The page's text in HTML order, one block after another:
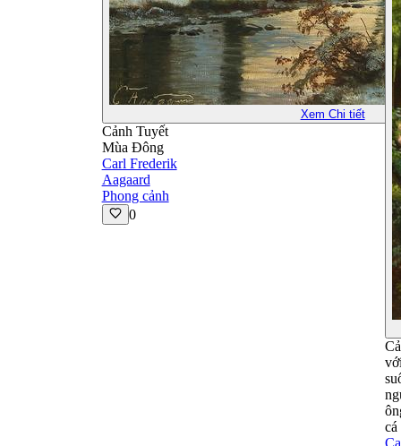
Xem Chi tiết
Cảnh Tuyết
Mùa Đông
Carl Frederik
Aagaard
Phong cảnh
0